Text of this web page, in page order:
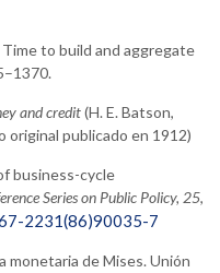
Time to build and aggregate
and credit(H. E. Batson,
original publicado en 1912)
business-cycle
Series on Public Policy, 25,
2231(86)90035-7
monetaria de Mises. Unión